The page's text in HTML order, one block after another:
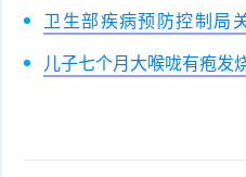
卫生部疾病预防控制局
儿子七个月大喉咙有疱发